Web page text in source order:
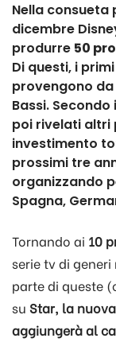
Nella consueta
dicembre
produrre 50
Di questi, i
provengono da
Bassi. Secondo
poi rivelati altri
investimento
prossimi tre
organizzando
Spagna,
Tornando ai 10
serie tv di
parte di queste
su Star, la
aggiungerà al